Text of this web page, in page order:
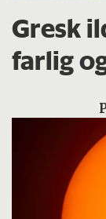
Gresk
farlig